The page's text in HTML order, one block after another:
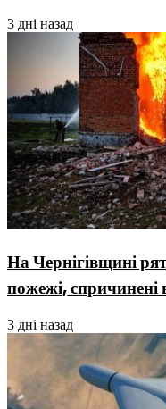
3 дні назад
На Чернігівщині
пожежі,
3 дні назад